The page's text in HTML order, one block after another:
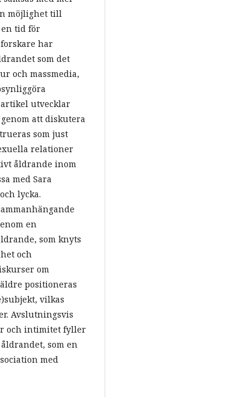
möjlighet till
tid för
har
som det
och massmedia,
utvecklar
att diskutera
som just
relationer
åldrande inom
med Sara
lycka.
en
som knyts
och
om
positioneras
vilkas
Avslutningsvis
och intimitet fyller
som en
med